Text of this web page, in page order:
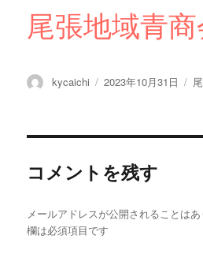
尾張地域青商
投
kycaichi
投
2023年10月31日
カ
コメントを残す
メールアドレスが公開されることはあ
欄は必須項目です